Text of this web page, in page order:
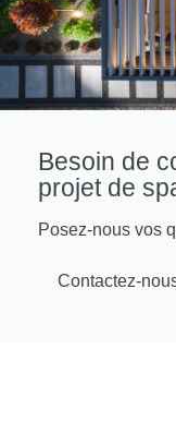
Besoin de
projet de
Posez-nous vos
Contactez-